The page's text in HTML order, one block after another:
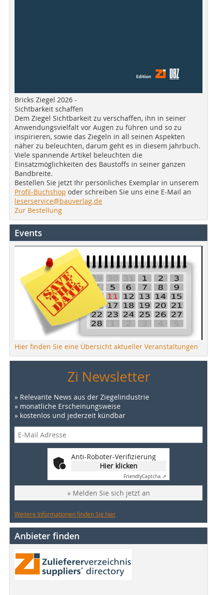
Bricks Ziegel 2026 -
Sichtbarkeit schaffen
Dem Ziegel Sichtbarkeit zu verschaffen, ihn in seiner
Anwendungsvielfalt vor Augen zu führen und so zu
inspirieren, sowie das Ziegeln in all seinen Aspekten
näher zu beleuchten, darum geht es in diesem Jahrbuch.
Viele spannende Artikel beleuchten die
Einsatzmöglichkeiten des Baustoffs in seiner ganzen
Bandbreite.
Bestellen Sie jetzt Ihr persönliches Exemplar in unserem
Profil-Buchshop oder schreiben Sie uns eine E-Mail an
leserservice@bauverlag.de
Zur Bestellung
Events
Hier finden Sie eine Übersicht aktueller Veranstaltungen
Zi Newsletter
» Relevante News aus der Ziegelindustrie
» monatliche Erscheinungsweise
» kostenlos und jederzeit kündbar
Anti-Roboter-Verifizierung
Hier klicken
FriendlyCaptcha ⇗
» Melden Sie sich jetzt an
Weitere Informationen finden Sie hier
Anbieter finden